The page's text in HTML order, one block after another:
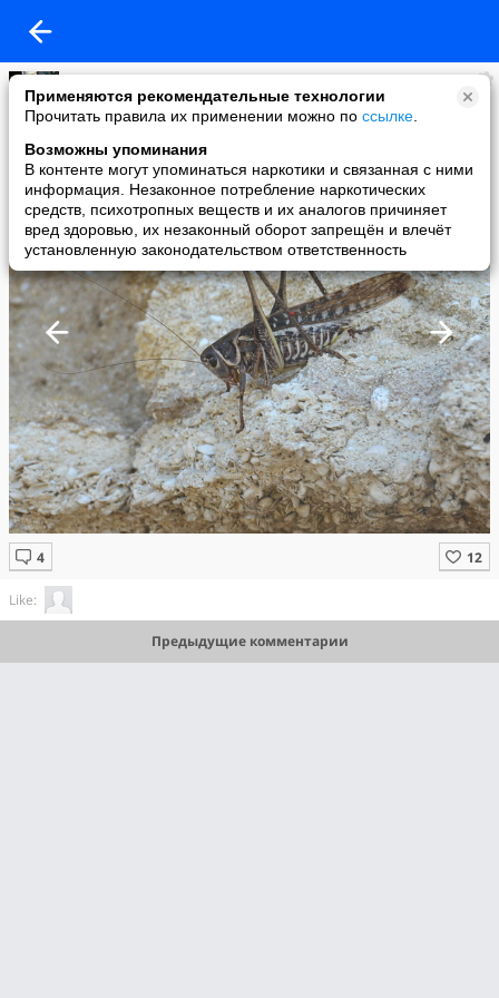
Применяются рекомендательные технологии
Прочитать правила их применении можно по ссылке
Возможны упоминания
В контенте могут упоминаться наркотики и связанная с ними
информация. Незаконное потребление наркотических
средств, психотропных веществ и их аналогов причиняет
вред здоровью, их незаконный оборот запрещён и влечёт
установленную законодательством ответственность
Юлия Архипова
added a photo
08 Oct в 12:55
Like:
Предыдущие комментарии